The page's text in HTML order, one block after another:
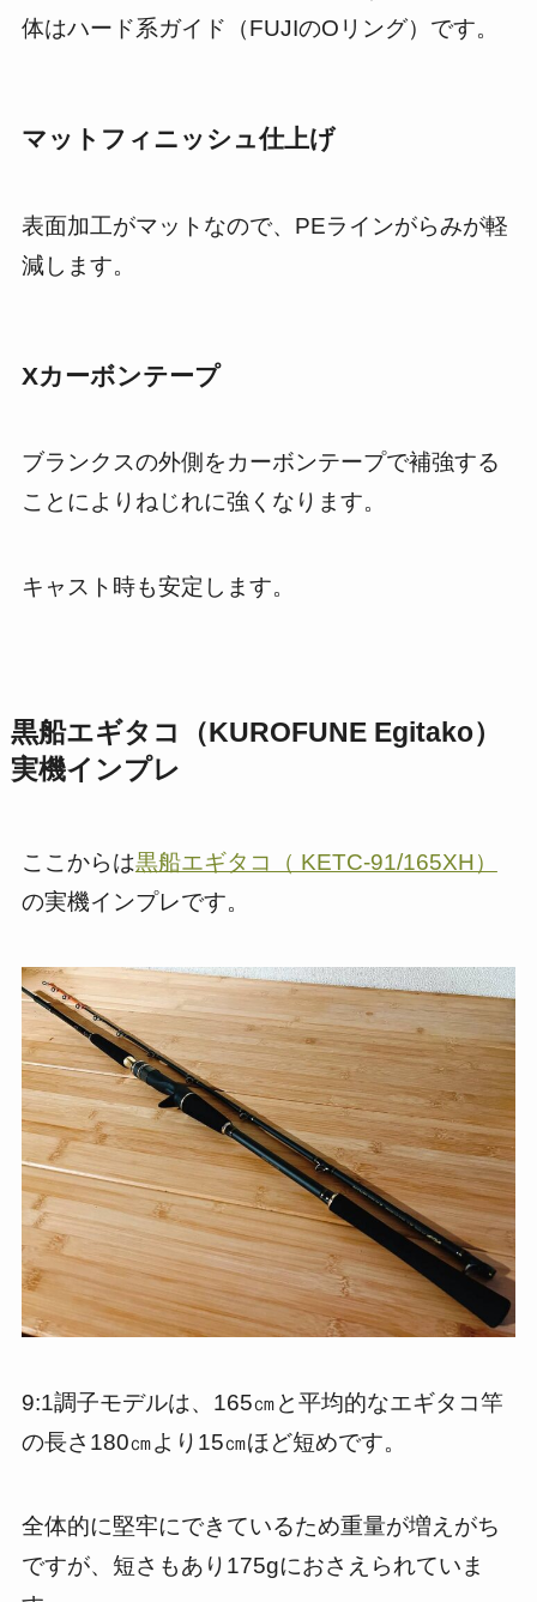
体はハード系ガイド（FUJIのOリング）です。
マットフィニッシュ仕上げ
表面加工がマットなので、PEラインがらみが軽
減します。
Xカーボンテープ
ブランクスの外側をカーボンテープで補強する
ことによりねじれに強くなります。
キャスト時も安定します。
黒船エギタコ（KUROFUNE Egitako）
実機インプレ
ここからは黒船エギタコ（ KETC-91/165XH）
の実機インプレです。
9:1調子モデルは、165㎝と平均的なエギタコ竿
の長さ180㎝より15㎝ほど短めです。
全体的に堅牢にできているため重量が増えがち
ですが、短さもあり175gにおさえられていま